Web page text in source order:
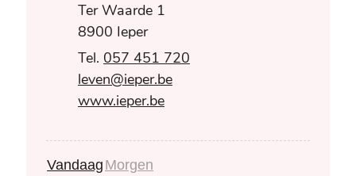
Ter Waarde 1
,8900 Ieper
057 451 720
E-mailleven@ieper.be
Websitewww.ieper.be
Vandaag Morgen